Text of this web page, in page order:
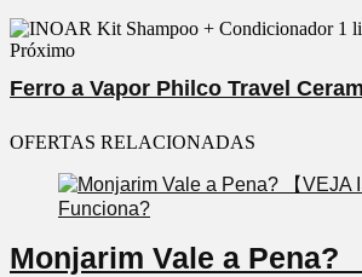
Próximo
Ferro a Vapor Philco Travel
OFERTAS RELACIONADAS
Monjarim Vale a Pena?